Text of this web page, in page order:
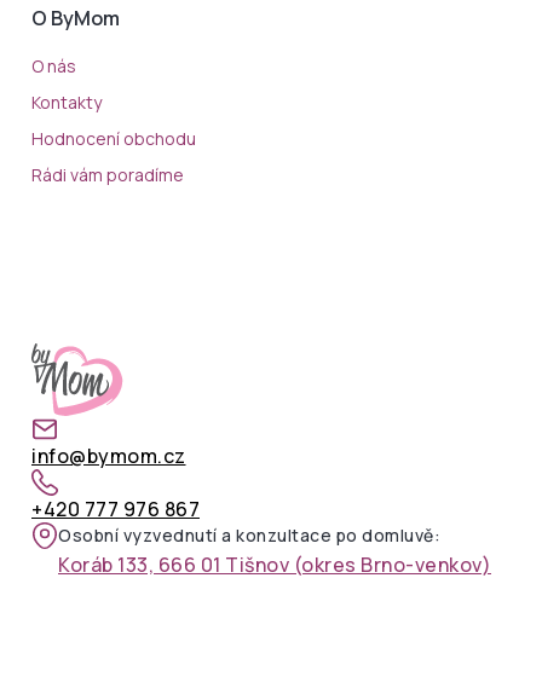
O ByMom
O nás
Kontakty
Hodnocení obchodu
Rádi vám poradíme
info@bymom.cz
+420 777 976 867
Osobní vyzvednutí a konzultace po domluvě:
Koráb 133, 666 01 Tišnov (okres Brno-venkov)